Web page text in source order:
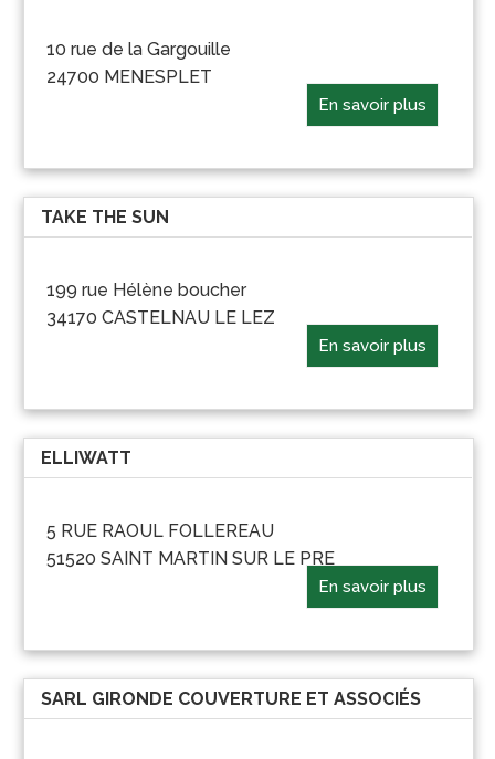
10 rue de la Gargouille
24700 MENESPLET
En savoir plus
TAKE THE SUN
199 rue Hélène boucher
34170 CASTELNAU LE LEZ
En savoir plus
ELLIWATT
5 RUE RAOUL FOLLEREAU
51520 SAINT MARTIN SUR LE PRE
En savoir plus
SARL GIRONDE COUVERTURE ET ASSOCIÉS